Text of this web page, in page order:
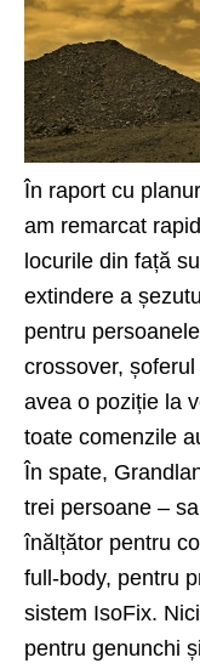
În raport cu
am remarcat
locurile din față
extindere a
pentru
crossover,
avea o poziție la
toate comenzile
În spate,
trei persoane –
înălțător pentru
full-body, pentru
sistem IsoFix.
pentru genunchi